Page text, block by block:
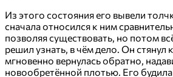
Из этого состояния его вывели
сначала относился к ним
позволяя существовать, но потом
решил узнать, в чём дело. Он стянул
мгновенно вернулась обратно,
новообретённой плотью. Его